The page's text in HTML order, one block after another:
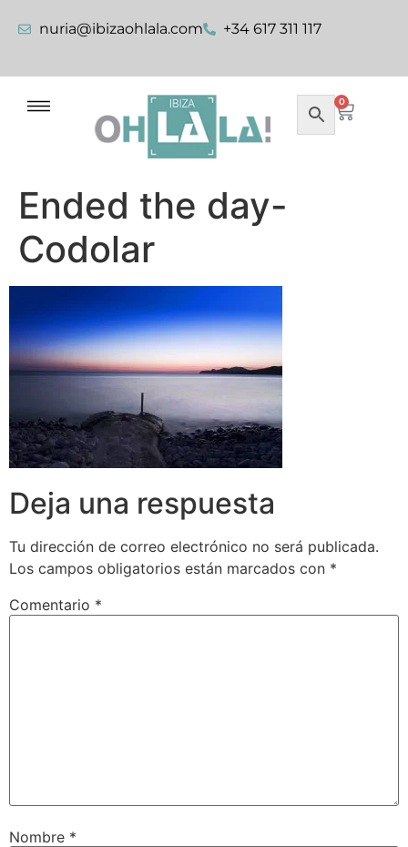
nuria@ibizaohlala.com +34 617 311 117
0
Ended the day-
Codolar
Deja una respuesta
Tu dirección de correo electrónico no será publicada.
Los campos obligatorios están marcados con *
Comentario *
Nombre *